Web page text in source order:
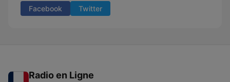
Facebook Twitter
Radio en Ligne